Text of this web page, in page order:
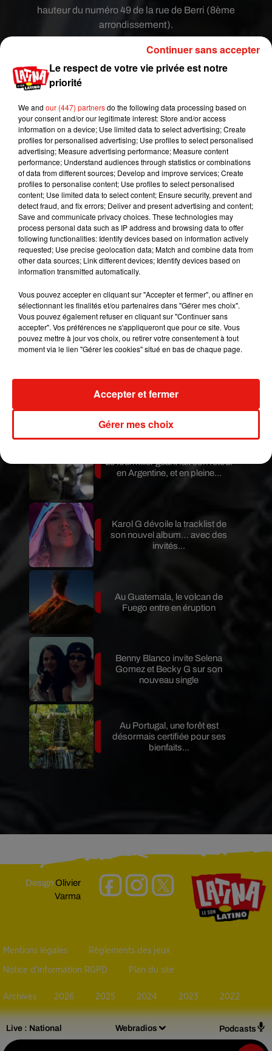
Live : National Webradios Podcasts
Publié : 4 décembre 2018 à 9h28 par Gianni
CASTILLO
hauteur du numéro 49 de la rue de Berri (8ème
arrondissement).
Selon le journal Le Monde
, la personne
K., un homme âgé de 21 ans.
Lundi 3 décembre,le journal Le Monde publiait
l’interview vidéod’un certain Medhi K., faisant le
lien entre ce jeune homme gravement blessé et la
vidéo de l’arrestation diffusée sur les réseaux
sociaux. Ce mardi,le site CheckNews du journal
Libération publiait un articleévoquant des
éléments faisant douter du fait que ce Medhi,
apparaissant le visage tuméfié, était bien la
personne filmée dans la vidéo de l'interception
publiée initialement. À la mi-journée, ce 4
décembre, le journal Le Monde annonce avoir
« temporairement retiré la vidéo » de l'interview
de Medhi K. de son site, « dans l’attente de
vérifications supplémentaires ».
Mundo Latino
Guatemala : l'éruption du volcan
Le fourmilier géant fait son retour
en Argentine, et en pleine...
Karol G dévoile la tracklist de
son nouvel album… avec des
invités...
Au Guatemala, le volcan de
Fuego entre en éruption
Benny Blanco invite Selena
Gomez et Becky G sur son
nouveau single
Au Portugal, une forêt est
désormais certifiée pour ses
bienfaits...
DesignOlivier
Varma
Mentions légales Règlements des jeux
Notice d’information RGPD Plan du site
Archives 2026 2025 2024 2023 2022
Le respect de votre vie privée est notre
priorité
We and our (447) partnersdo the following data processing based on
your consent and/or our legitimate interest: Store and/or access
information on a device; Use limited data to select advertising; Create
profiles for personalised advertising; Use profiles to select personalised
advertising; Measure advertising performance; Measure content
performance; Understand audiences through statistics or combinations
of data from different sources; Develop and improve services; Create
profiles to personalise content; Use profiles to select personalised
content; Use limited data to select content; Ensure security, prevent and
detect fraud, and fix errors; Deliver and present advertising and content;
Save and communicate privacy choices. These technologies may
process personal data such as IP address and browsing data to offer
following functionalities: Identify devices based on information actively
requested; Use precise geolocation data; Match and combine data from
other data sources; Link different devices; Identify devices based on
information transmitted automatically.
Vous pouvez accepter en cliquant sur "Accepter et fermer", ou affiner en
sélectionnant les finalités et/ou partenaires dans "Gérer mes choix".
Vous pouvez également refuser en cliquant sur "Continuer sans
accepter". Vos préférences ne s'appliqueront que pour ce site. Vous
pouvez mettre à jour vos choix, ou retirer votre consentement à tout
moment via le lien "Gérer les cookies" situé en bas de chaque page.
Gérer mes choix
Accepter et fermer
Continuer sans accepter